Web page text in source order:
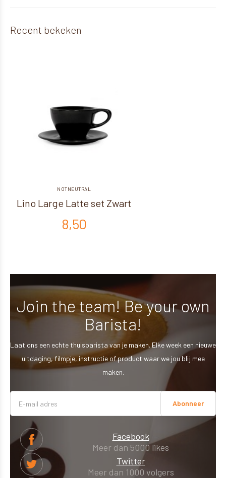
Recent bekeken
NOTNEUTRAL
Lino Large Latte set Zwart
8,50
Join the team! Be your own
Barista!
Laat ons een echte thuisbarista van je maken. Elke week een nieuwe
uitdaging, filmpje, instructie of product waar we jou blij mee
maken.
Abonneer
Facebook
Meer dan 5000 likes
Twitter
Meer dan 1000 volgers